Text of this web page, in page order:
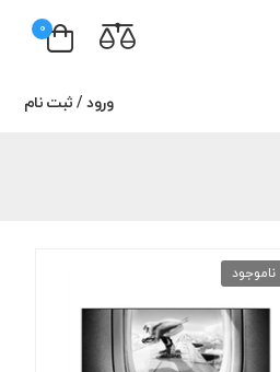
0
ورود / ثبت نام
ناموجود